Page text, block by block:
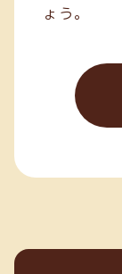
ょう。